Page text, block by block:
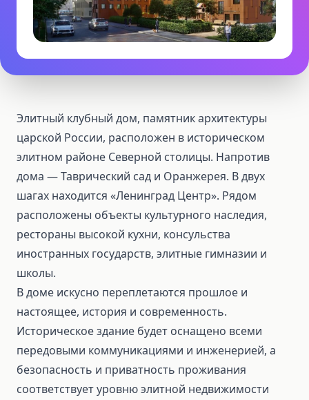
Элитный клубный дом, памятник архитектуры
царской России, расположен в историческом
элитном районе Северной столицы. Напротив
дома — Таврический сад и Оранжерея. В двух
шагах находится «Ленинград Центр». Рядом
расположены объекты культурного наследия,
рестораны высокой кухни, консульства
иностранных государств, элитные гимназии и
школы.
В доме искусно переплетаются прошлое и
настоящее, история и современность.
Историческое здание будет оснащено всеми
передовыми коммуникациями и инженерией, а
безопасность и приватность проживания
соответствует уровню элитной недвижимости